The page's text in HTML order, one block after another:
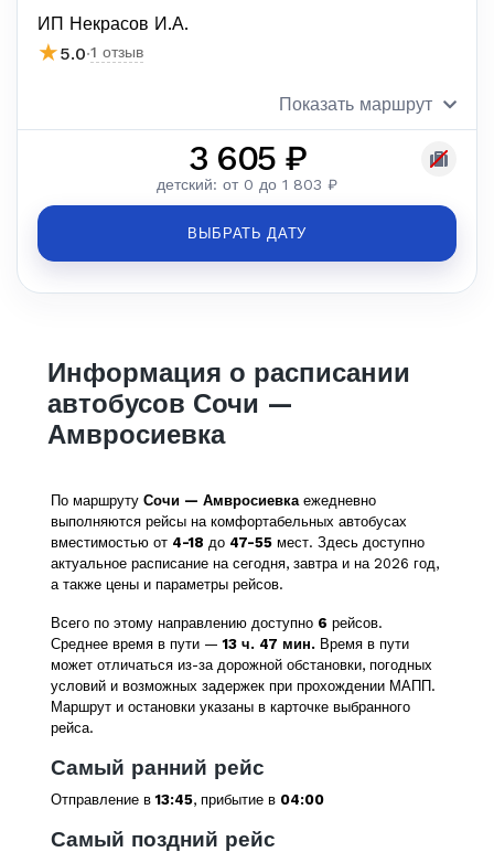
ИП Некрасов И.А.
★5.0·1 отзыв
Показать маршрут
3 605 ₽
детский: от 0 до 1 803 ₽
ВЫБРАТЬ ДАТУ
Информация о расписании
автобусов Сочи —
Амвросиевка
По маршруту Сочи — Амвросиевкаежедневно
выполняются рейсы на комфортабельных автобусах
вместимостью от 4-18 до 47-55 мест. Здесь доступно
актуальное расписание на сегодня, завтра и на 2026 год,
а также цены и параметры рейсов.
Всего по этому направлению доступно 6 рейсов.
Среднее время в пути —13 ч. 47 мин. Время в пути
может отличаться из-за дорожной обстановки, погодных
условий и возможных задержек при прохождении МАПП.
Маршрут и остановки указаны в карточке выбранного
рейса.
Самый ранний рейс
Отправление в13:45, прибытие в 04:00
Самый поздний рейс